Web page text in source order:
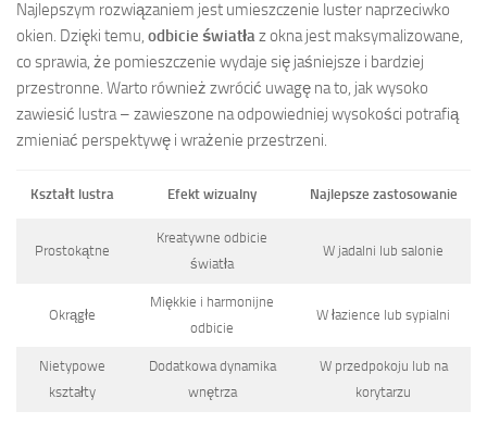
Najlepszym rozwiązaniem jest umieszczenie luster naprzeciwko
okien. Dzięki temu, odbicie światłaz okna jest maksymalizowane,
co sprawia, że pomieszczenie wydaje się jaśniejsze i bardziej
przestronne. Warto również zwrócić uwagę na to, jak wysoko
zawiesić lustra – zawieszone na odpowiedniej wysokości potrafią
zmieniać perspektywę i wrażenie przestrzeni.
Kształt lustra Efekt wizualny Najlepsze zastosowanie
Prostokątne
Kreatywne odbicie
światła
W jadalni lub salonie
Okrągłe
Miękkie i harmonijne
odbicie
W łazience lub sypialni
Nietypowe
kształty
Dodatkowa dynamika
wnętrza
W przedpokoju lub na
korytarzu